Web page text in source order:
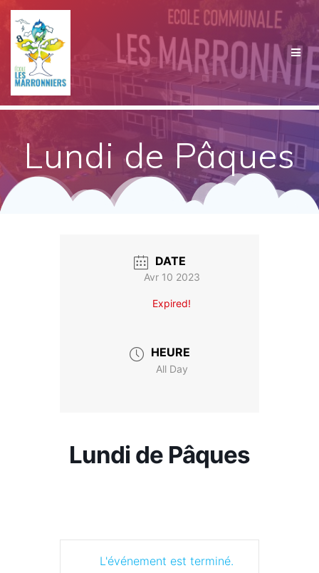
Passer
au
contenu
Lundi de Pâques
DATE
Avr 10 2023
Expired!
HEURE
All Day
Lundi de Pâques
L'événement est terminé.